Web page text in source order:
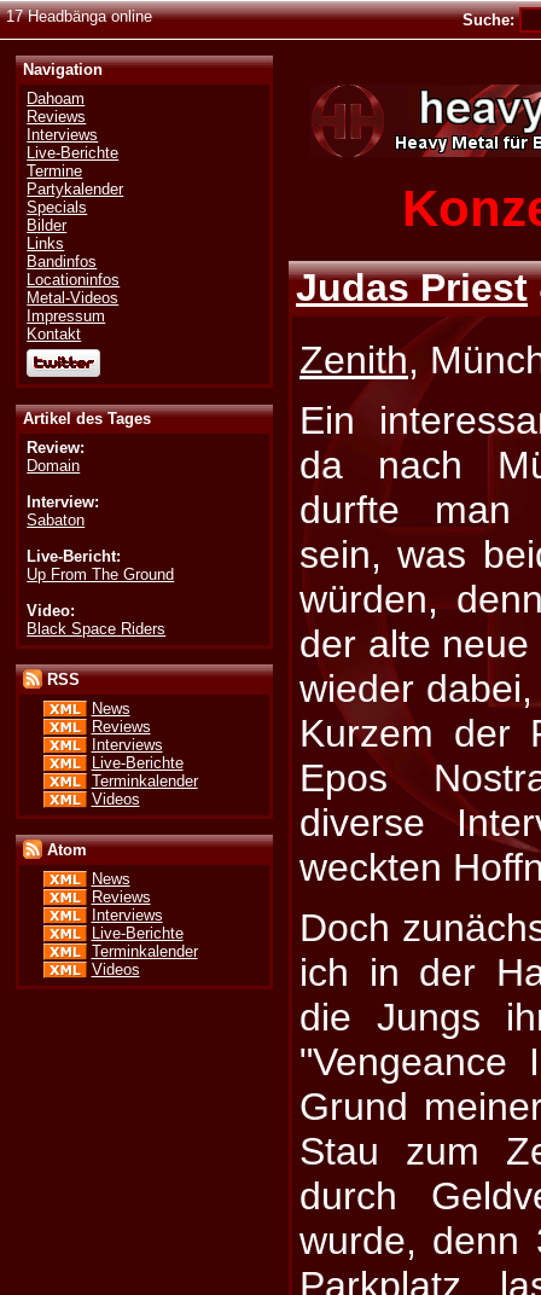
17 Headbänga online Suche:
Navigation
Dahoam
Reviews
Interviews
Live-Berichte
Termine
Partykalender
Specials
Bilder
Links
Bandinfos
Locationinfos
Metal-Videos
Impressum
Kontakt
Artikel des Tages
Review:
Domain
Interview:
Sabaton
Live-Bericht:
Up From The Ground
Video:
Black Space Riders
RSS
News
Reviews
Interviews
Live-Berichte
Terminkalender
Videos
Atom
News
Reviews
Interviews
Live-Berichte
Terminkalender
Videos
Judas Priest
Zenith,
Ein
da nach
durfte man
sein, was
würden,
der alte
wieder
Kurzem der
Epos
diverse
weckten
Doch
ich in der
die Jungs
"Vengeance
Grund
Stau zum
durch
wurde, denn
Parkplatz